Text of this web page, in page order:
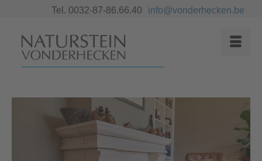
Tel. 0032-87-86.66.40 info@vonderhecken.be